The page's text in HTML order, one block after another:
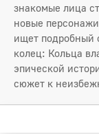
знакомые лица
новые
ищет подробный
колец: Кольца
эпической
сюжет к